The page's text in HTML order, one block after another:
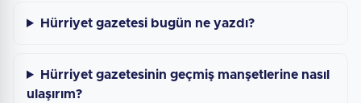
Hürriyet gazetesi bugün ne yazdı?
Hürriyet gazetesinin geçmiş manşetlerine nasıl
ulaşırım?